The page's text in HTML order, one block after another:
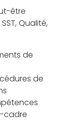
être
Qualité,
de
de
cadre